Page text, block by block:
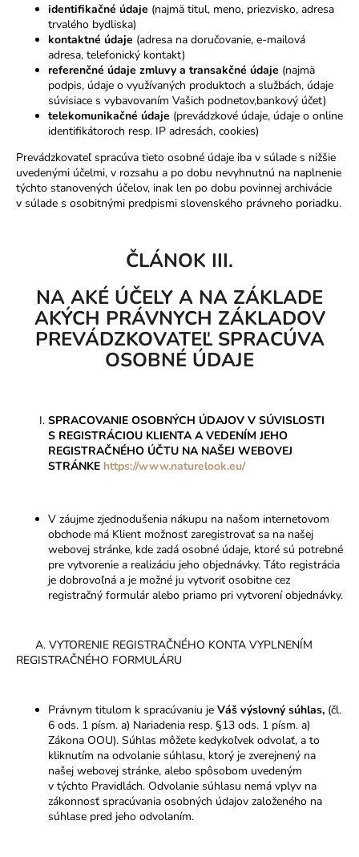
identifikačné údaje (najmä titul, meno, priezvisko, adresa
trvalého bydliska)
kontaktné údaje (adresa na doručovanie, e-mailová
adresa, telefonický kontakt)
referenčné údaje zmluvy a transakčné údaje (najmä
podpis, údaje o využívaných produktoch a službách, údaje
súvisiace s vybavovaním Vašich podnetov,bankový účet)
telekomunikačné údaje (prevádzkové údaje, údaje o online
identifikátoroch resp. IP adresách, cookies)
Prevádzkovateľ spracúva tieto osobné údaje iba v súlade s nižšie
uvedenými účelmi, v rozsahu a po dobu nevyhnutnú na naplnenie
týchto stanovených účelov, inak len po dobu povinnej archivácie
v súlade s osobitnými predpismi slovenského právneho poriadku.
ČLÁNOK III.
NA AKÉ ÚČELY A NA ZÁKLADE
AKÝCH PRÁVNYCH ZÁKLADOV
PREVÁDZKOVATEĽ SPRACÚVA
OSOBNÉ ÚDAJE
SPRACOVANIE OSOBNÝCH ÚDAJOV V SÚVISLOSTI
S REGISTRÁCIOU KLIENTA A VEDENÍM JEHO
REGISTRAČNÉHO ÚČTU NA NAŠEJ WEBOVEJ
STRÁNKE https://www.naturelook.eu/
V záujme zjednodušenia nákupu na našom internetovom
obchode má Klient možnosť zaregistrovať sa na našej
webovej stránke, kde zadá osobné údaje, ktoré sú potrebné
pre vytvorenie a realizáciu jeho objednávky. Táto registrácia
je dobrovoľná a je možné ju vytvoriť osobitne cez
registračný formulár alebo priamo pri vytvorení objednávky.
A. VYTORENIE REGISTRAČNÉHO KONTA VYPLNENÍM
REGISTRAČNÉHO FORMULÁRU
Právnym titulom k spracúvaniu je Váš výslovný súhlas, (čl.
6 ods. 1 písm. a) Nariadenia resp. §13 ods. 1 písm. a)
Zákona OOU). Súhlas môžete kedykoľvek odvolať, a to
kliknutím na odvolanie súhlasu, ktorý je zverejnený na
našej webovej stránke, alebo spôsobom uvedeným
v týchto Pravidlách. Odvolanie súhlasu nemá vplyv na
zákonnosť spracúvania osobných údajov založeného na
súhlase pred jeho odvolaním.